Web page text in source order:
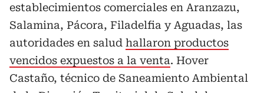
establecimientos comerciales en Aranzazu,
Salamina, Pácora, Filadelfia y Aguadas, las
autoridades en salud hallaron productos
vencidos expuestos a la venta. Hover
Castaño, técnico de Saneamiento Ambiental